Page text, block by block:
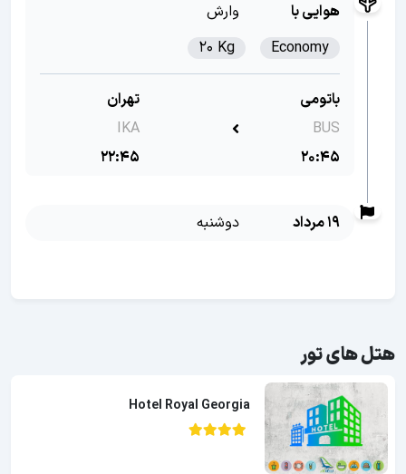
هوایی با
وارش
Economy
20 Kg
باتومی
BUS
20:45
تهران
IKA
22:45
19 مرداد دوشنبه
هتل های تور
Hotel Royal Georgia